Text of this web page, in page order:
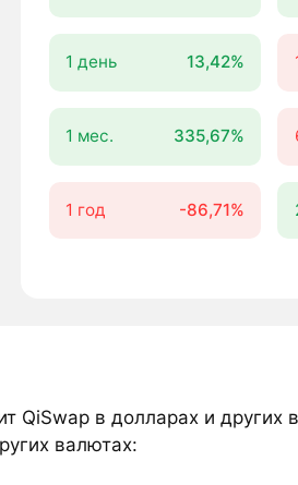
1 день 13,42%
1 мес. 335,67%
1 год -86,71%
QiSwap в долларах и других
валютах: